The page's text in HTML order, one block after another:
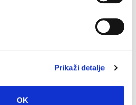
Prikaži detalje
OK
na novom futsal i dječjem
pobjede uz Marka Škugora